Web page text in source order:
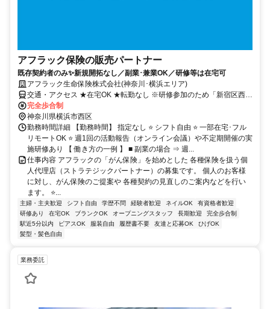
アフラック保険の販売パートナー
既存契約者のみ✨新規開拓なし／副業･兼業OK／研修等は在宅可
アフラック生命保険株式会社(神奈川･横浜エリア)
交通・アクセス ★在宅OK ★転勤なし ※研修参加のため「新宿区西新
宿」への出社あり
完全歩合制
神奈川県横浜市西区
勤務時間詳細 【勤務時間】 指定なし ⭐ シフト自由 ⭐ 一部在宅･フル
リモートOK ⭐ 週1回の活動報告（オンライン会議）や不定期開催の実
施研修あり 【 働き方の一例 】 ■ 副業の場合 ⇒ 週...
仕事内容 アフラックの「がん保険」を始めとした 各種保険を扱う個
人代理店（ストラテジックパートナー）の募集です。 個人のお客様
に対し、がん保険のご提案や 各種契約の見直しのご案内などを行い
ます。 ⭐...
主婦・主夫歓迎 シフト自由 学歴不問 経験者歓迎 ネイルOK
有資格者歓迎
研修あり
在宅OK ブランクOK オープニングスタッフ 長期歓迎
完全歩合制
駅近5分以内
ピアスOK 服装自由 履歴書不要 友達と応募OK
ひげOK
髪型・髪色自由
業務委託